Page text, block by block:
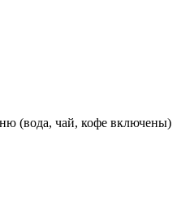
(вода, чай, кофе включены)